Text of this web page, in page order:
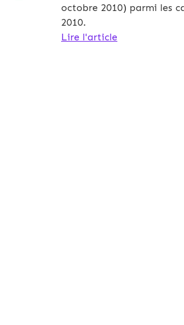
octobre 2010) parmi les
2010.
Lire l'article